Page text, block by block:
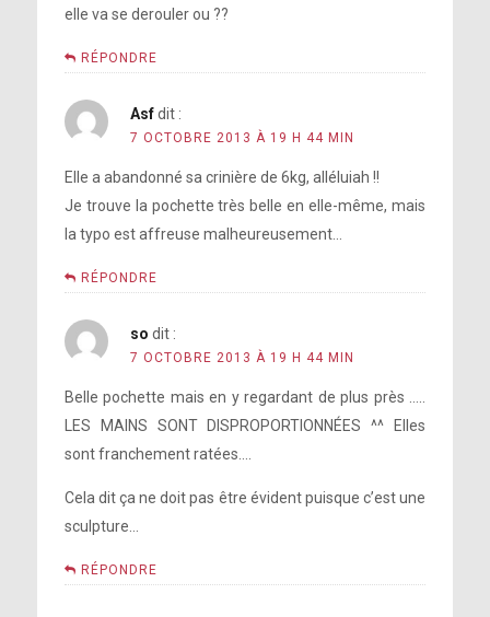
elle va se derouler ou ??
RÉPONDRE
Asf dit :
7 OCTOBRE 2013 À 19 H 44 MIN
Elle a abandonné sa crinière de 6kg, alléluiah !!
Je trouve la pochette très belle en elle-même, mais
la typo est affreuse malheureusement…
RÉPONDRE
so dit :
7 OCTOBRE 2013 À 19 H 44 MIN
Belle pochette mais en y regardant de plus près …..
LES MAINS SONT DISPROPORTIONNÉES ^^ Elles
sont franchement ratées….
Cela dit ça ne doit pas être évident puisque c’est une
sculpture…
RÉPONDRE